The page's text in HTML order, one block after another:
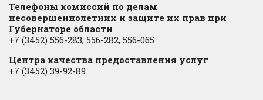
Телефоны комиссий по делам
несовершеннолетних и защите их прав при
Губернаторе области
+7 (3452) 556-283, 556-282, 556-065
Центра качества предоставления услуг
+7 (3452) 39-92-89